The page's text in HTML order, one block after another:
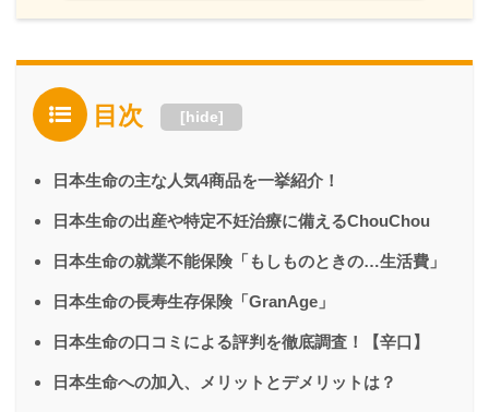
目次 [hide]
日本生命の主な人気4商品を一挙紹介！
日本生命の出産や特定不妊治療に備えるChouChou
日本生命の就業不能保険「もしものときの…生活費」
日本生命の長寿生存保険「GranAge」
日本生命の口コミによる評判を徹底調査！【辛口】
日本生命への加入、メリットとデメリットは？